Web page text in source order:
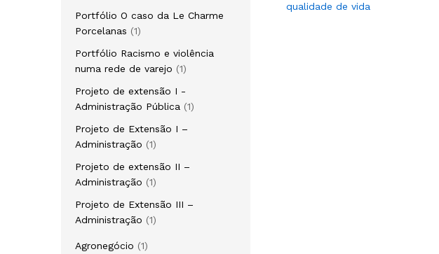
qualidade de vida
Portfólio O caso da Le Charme
Porcelanas
11
Portfólio Racismo e violência
numa rede de varejo
11
Projeto de extensão I -
Administração Pública
11
Projeto de Extensão I –
Administração
11
Projeto de extensão II –
Administração
11
Projeto de Extensão III –
Administração
11
Agronegócio
11